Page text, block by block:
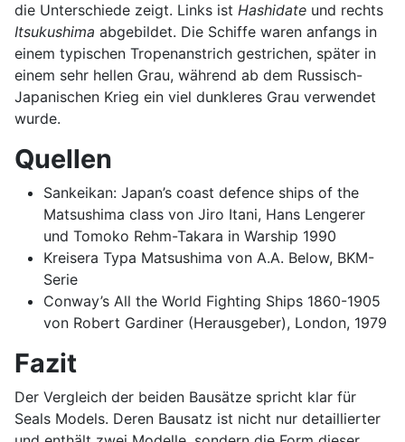
die Unterschiede zeigt. Links ist Hashidate und rechts
Itsukushima abgebildet. Die Schiffe waren anfangs in
einem typischen Tropenanstrich gestrichen, später in
einem sehr hellen Grau, während ab dem Russisch-
Japanischen Krieg ein viel dunkleres Grau verwendet
wurde.
Quellen
Sankeikan: Japan’s coast defence ships of the
Matsushima class von Jiro Itani, Hans Lengerer
und Tomoko Rehm-Takara in Warship 1990
Kreisera Typa Matsushima von A.A. Below, BKM-
Serie
Conway’s All the World Fighting Ships 1860-1905
von Robert Gardiner (Herausgeber), London, 1979
Fazit
Der Vergleich der beiden Bausätze spricht klar für
Seals Models. Deren Bausatz ist nicht nur detaillierter